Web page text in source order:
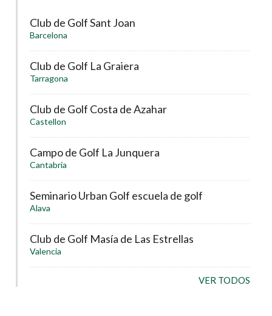
Club de Golf Sant Joan
Barcelona
Club de Golf La Graiera
Tarragona
Club de Golf Costa de Azahar
Castellon
Campo de Golf La Junquera
Cantabria
Seminario Urban Golf escuela de golf
Alava
Club de Golf Masía de Las Estrellas
Valencia
VER TODOS